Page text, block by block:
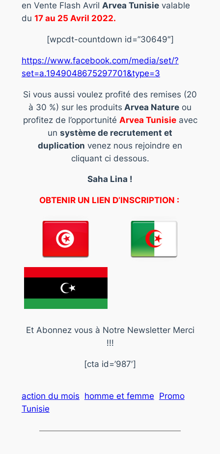
en Vente Flash Avril Arvea Tunisievalable
du 17 au 25 Avril 2022.
[wpcdt-countdown id=”30649″]
https://www.facebook.com/media/set/?
set=a.1949048675297701&type=3
Si vous aussi voulez profité des remises (20
à 30 %) sur les produits Arvea Nature ou
profitez de l’opportunité Arvea Tunisieavec
un système de recrutement et
duplication venez nous rejoindre en
cliquant ci dessous.
Saha Lina !
OBTENIR UN LIEN D’INSCRIPTION :
Et Abonnez vous à Notre Newsletter Merci
!!!
[cta id=’987′]
action du mois homme et femme Promo
Tunisie